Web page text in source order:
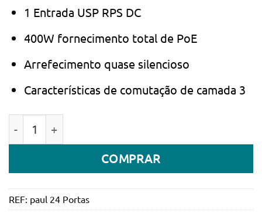
1 Entrada USP RPS DC
400W fornecimento total de PoE
Arrefecimento quase silencioso
Características de comutação de camada 3
Quantidade de Switch de Rede Ubiquiti UniFi Switch
COMPRAR
REF: paul 24 Portas